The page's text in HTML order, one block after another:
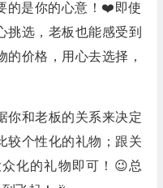
的是你的心意！❤️即使
挑选，老板也能感受到
价格，用心去选择，
你和老板的关系来决定
较个性化的礼物；跟关
化的礼物即可！😉总